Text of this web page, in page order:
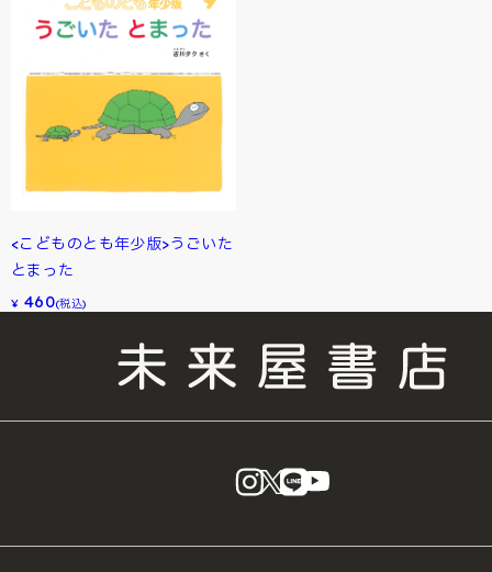
<こどものとも年少版>うごいた
とまった
¥ 460(税込)
instagram
X LINE